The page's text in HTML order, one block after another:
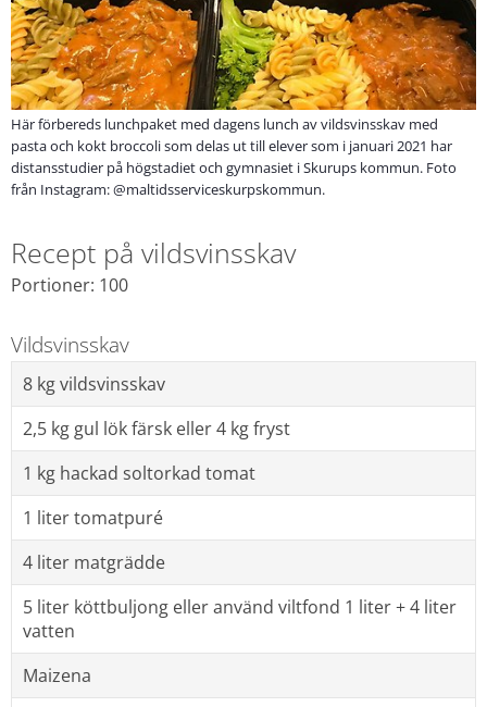
Här förbereds lunchpaket med dagens lunch av vildsvinsskav med
pasta och kokt broccoli som delas ut till elever som i januari 2021 har
distansstudier på högstadiet och gymnasiet i Skurups kommun. Foto
från Instagram: @maltidsserviceskurpskommun.
Recept på vildsvinsskav
Portioner: 100
Vildsvinsskav
8 kg vildsvinsskav
2,5 kg gul lök färsk eller 4 kg fryst
1 kg hackad soltorkad tomat
1 liter tomatpuré
4 liter matgrädde
5 liter köttbuljong eller använd viltfond 1 liter + 4 liter
vatten
Maizena